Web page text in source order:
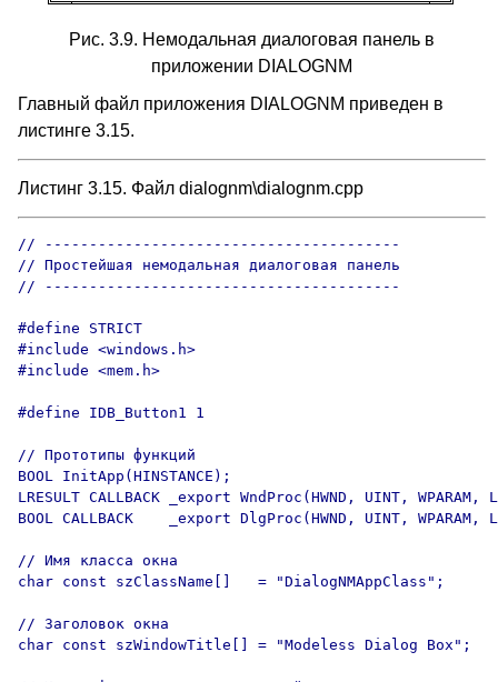
Рис. 3.9. Немодальная диалоговая панель в
приложении DIALOGNM
Главный файл приложения DIALOGNM приведен в
листинге 3.15.
Листинг 3.15. Файл dialognm\dialognm.cpp
// ----------------------------------------
// Простейшая немодальная диалоговая панель
// ----------------------------------------
#define STRICT
#include <windows.h>
#include <mem.h>
#define IDB_Button1 1
// Прототипы функций
BOOL InitApp(HINSTANCE);
LRESULT CALLBACK _export WndProc(HWND, UINT, WPARAM,
BOOL CALLBACK    _export DlgProc(HWND, UINT, WPARAM,
// Имя класса окна
char const szClassName[]   = "DialogNMAppClass";
// Заголовок окна
char const szWindowTitle[] = "Modeless Dialog Box";